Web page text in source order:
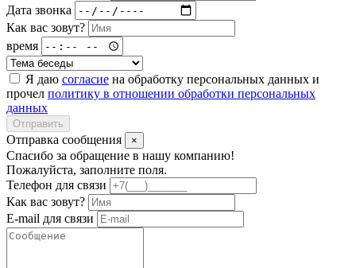
Дата звонка
Как вас зовут?
время
Я даю согласие на обработку персональных данных и
прочел политику в отношении обработки персональных
данных
Отправить
Отправка сообщения ×
Спасибо за обращение в нашу компанию!
Пожалуйста, заполните поля.
Телефон для связи
Как вас зовут?
E-mail для связи